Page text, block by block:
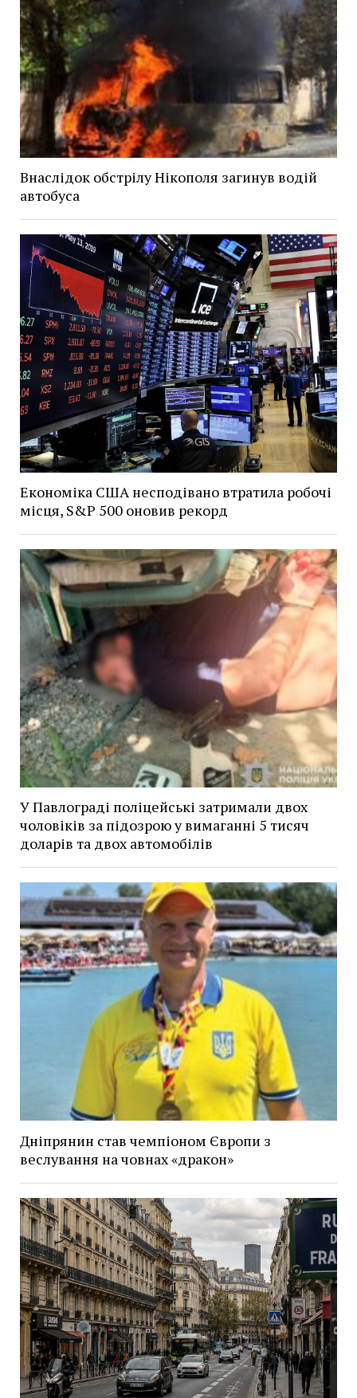
Внаслідок обстрілу Нікополя загинув водій
автобуса
Економіка США несподівано втратила робочі
місця, S&P 500 оновив рекорд
У Павлограді поліцейські затримали двох
чоловіків за підозрою у вимаганні 5 тисяч
доларів та двох автомобілів
Дніпрянин став чемпіоном Європи з
веслування на човнах «дракон»